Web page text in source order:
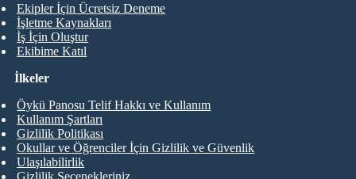
Ekipler İçin Ücretsiz Deneme
İşletme Kaynakları
İş İçin Oluştur
Ekibime Katıl
İlkeler
Öykü Panosu Telif Hakkı ve Kullanım
Kullanım Şartları
Gizlilik Politikası
Okullar ve Öğrenciler İçin Gizlilik ve Güvenlik
Ulaşılabilirlik
Gizlilik Seçenekleriniz